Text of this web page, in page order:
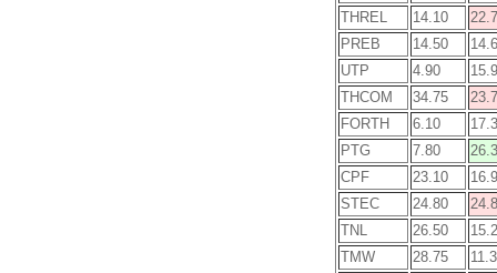
THREL
14.10
PREB
14.50
UTP
4.90
THCOM
34.75
FORTH
6.10
PTG
7.80
CPF
23.10
STEC
24.80
TNL
26.50
TMW
28.75